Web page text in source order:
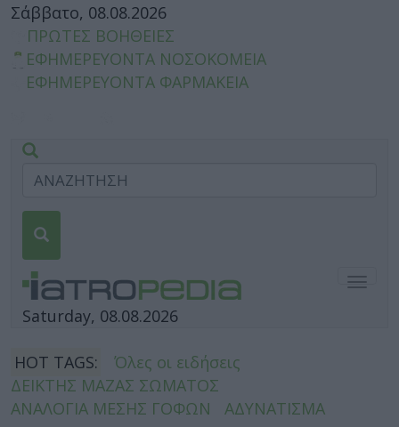
Σάββατο, 08.08.2026
ΠΡΩΤΕΣ ΒΟΗΘΕΙΕΣ
ΕΦΗΜΕΡΕΥΟΝΤΑ ΝΟΣΟΚΟΜΕΙΑ
ΕΦΗΜΕΡΕΥΟΝΤΑ ΦΑΡΜΑΚΕΙΑ
Saturday, 08.08.2026
HOT TAGS:
Όλες οι ειδήσεις
ΔΕΙΚΤΗΣ ΜΑΖΑΣ ΣΩΜΑΤΟΣ
ΑΝΑΛΟΓΙΑ ΜΕΣΗΣ ΓΟΦΩΝ
ΑΔΥΝΑΤΙΣΜΑ